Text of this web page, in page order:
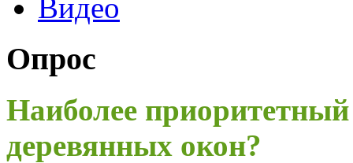
Видео
Опрос
Наиболее
деревянных окон?